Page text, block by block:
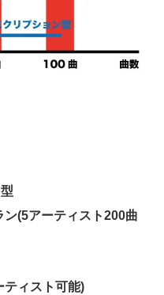
(5アーティスト200曲
ィスト可能)